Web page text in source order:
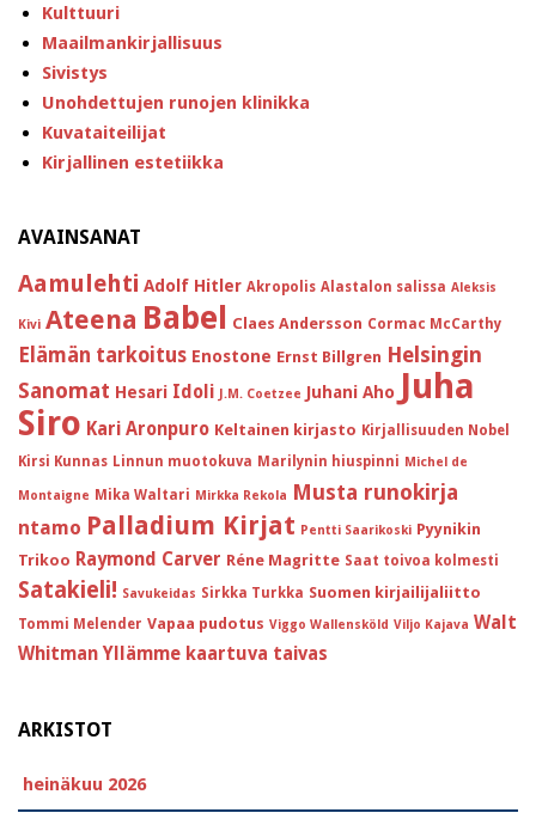
Kulttuuri
Maailmankirjallisuus
Sivistys
Unohdettujen runojen klinikka
Kuvataiteilijat
Kirjallinen estetiikka
AVAINSANAT
Aamulehti Adolf Hitler Akropolis Alastalon salissa Aleksis
Kivi Ateena Babel Claes Andersson Cormac McCarthy
Elämän tarkoitus Enostone Ernst Billgren Helsingin
Sanomat Hesari Idoli J.M. Coetzee Juhani Aho Juha
Siro Kari Aronpuro Keltainen kirjasto Kirjallisuuden Nobel
Kirsi Kunnas Linnun muotokuva Marilynin hiuspinni Michel de
Montaigne Mika Waltari Mirkka Rekola Musta runokirja
ntamo Palladium Kirjat Pentti Saarikoski Pyynikin
Trikoo Raymond Carver Réne Magritte Saat toivoa kolmesti
Satakieli! Savukeidas Sirkka Turkka Suomen kirjailijaliitto
Tommi Melender Vapaa pudotus Viggo Wallensköld Viljo Kajava Walt
Whitman Yllämme kaartuva taivas
ARKISTOT
heinäkuu 2026